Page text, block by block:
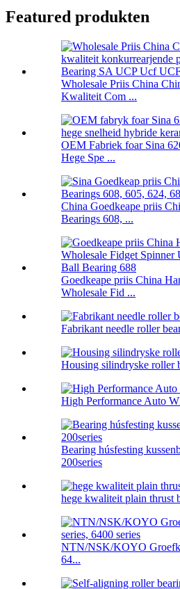
Featured produkten
Wholesale Priis China
Kwaliteit Com ...
OEM Fabriek foar Sina
Hege Spe ...
China Goedkeape priis
Bearings 608, ...
Goedkeape priis China
Wholesale Fid ...
Fabrikant needle roller
Housing silindryske roller
High Performance Auto
Bearing húsfesting
200series
hege kwaliteit plain thrust
NTN/NSK/KOYO
64...